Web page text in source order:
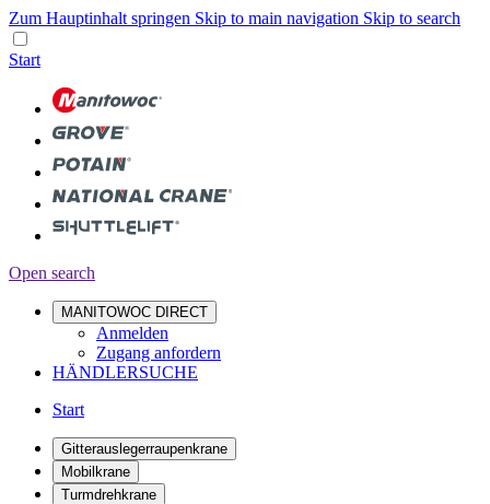
Zum Hauptinhalt springen Skip to main navigation Skip to search
Start
Open search
MANITOWOC DIRECT
Anmelden
Zugang anfordern
HÄNDLERSUCHE
Start
Gitterauslegerraupenkrane
Mobilkrane
Turmdrehkrane